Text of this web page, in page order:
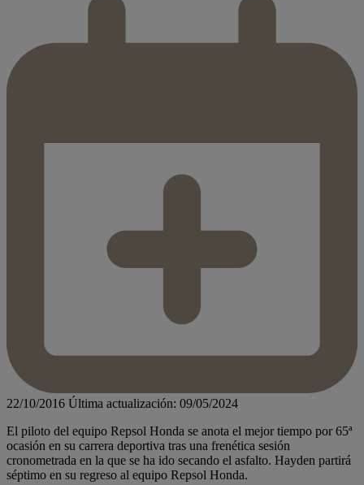
22/10/2016 Última actualización: 09/05/2024
El piloto del equipo Repsol Honda se anota el mejor tiempo por 65ª
ocasión en su carrera deportiva tras una frenética sesión
cronometrada en la que se ha ido secando el asfalto. Hayden partirá
séptimo en su regreso al equipo Repsol Honda.